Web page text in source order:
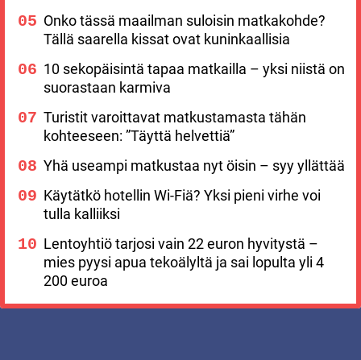
Onko tässä maailman suloisin matkakohde?
Tällä saarella kissat ovat kuninkaallisia
10 sekopäisintä tapaa matkailla – yksi niistä on
suorastaan karmiva
Turistit varoittavat matkustamasta tähän
kohteeseen: ”Täyttä helvettiä”
Yhä useampi matkustaa nyt öisin – syy yllättää
Käytätkö hotellin Wi-Fiä? Yksi pieni virhe voi
tulla kalliiksi
Lentoyhtiö tarjosi vain 22 euron hyvitystä –
mies pyysi apua tekoälyltä ja sai lopulta yli 4
200 euroa